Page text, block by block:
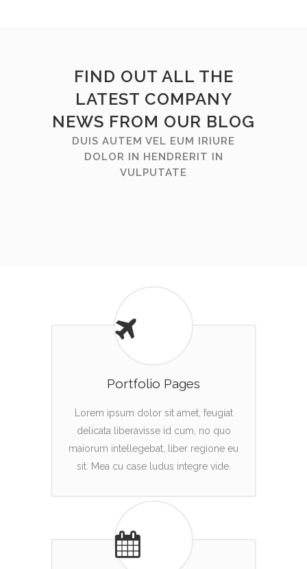
FIND OUT ALL THE
LATEST COMPANY
NEWS FROM OUR BLOG
DUIS AUTEM VEL EUM IRIURE
DOLOR IN HENDRERIT IN
VULPUTATE
Portfolio Pages
Lorem ipsum dolor sit amet, feugiat
delicata liberavisse id cum, no quo
maiorum intellegebat, liber regione eu
sit. Mea cu case ludus integre vide.